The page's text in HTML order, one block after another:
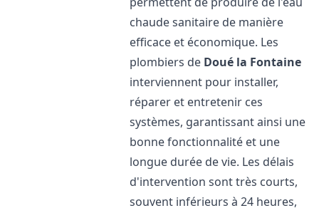
chaude sanitaire de manière
efficace et économique. Les
plombiers de Doué la Fontaine
interviennent pour installer,
réparer et entretenir ces
systèmes, garantissant ainsi une
bonne fonctionnalité et une
longue durée de vie. Les délais
d'intervention sont très courts,
souvent inférieurs à 24 heures,